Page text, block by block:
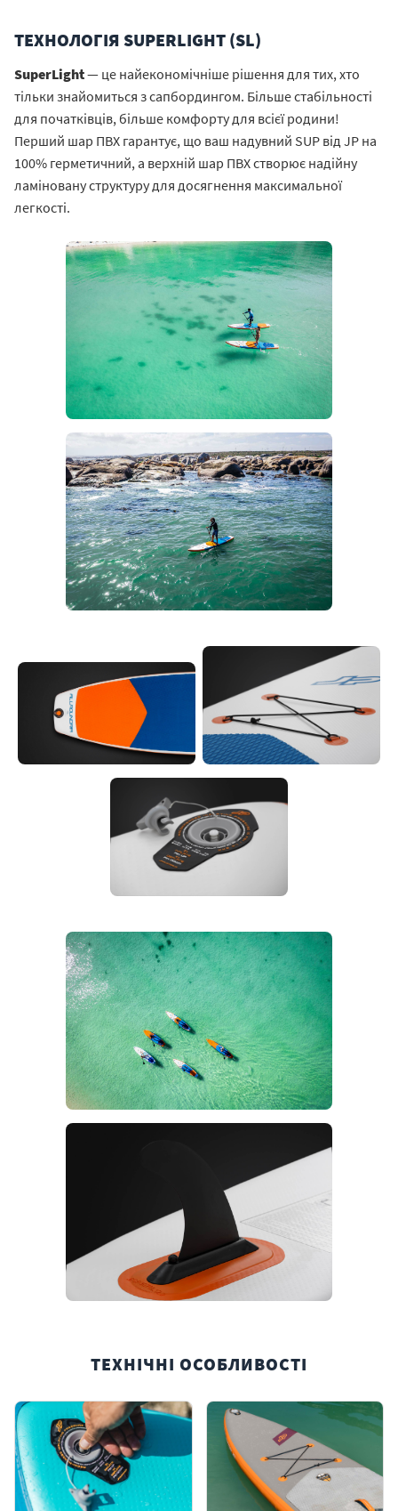
ТЕХНОЛОГІЯ SUPERLIGHT (SL)
SuperLight— це найекономічніше рішення для тих, хто
тільки знайомиться з сапбордингом. Більше стабільності
для початківців, більше комфорту для всієї родини!
Перший шар ПВХ гарантує, що ваш надувний SUP від JP на
100% герметичний, а верхній шар ПВХ створює надійну
ламіновану структуру для досягнення максимальної
легкості.
ТЕХНІЧНІ ОСОБЛИВОСТІ